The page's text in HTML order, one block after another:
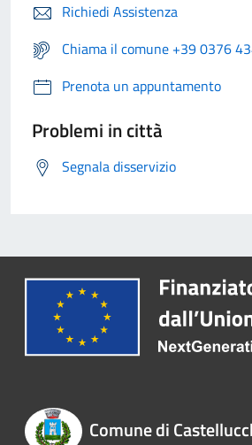
Richiedi Assistenza
Chiama il comune +39 0376
Prenota un appuntamento
Problemi in città
Segnala disservizio
Comune di